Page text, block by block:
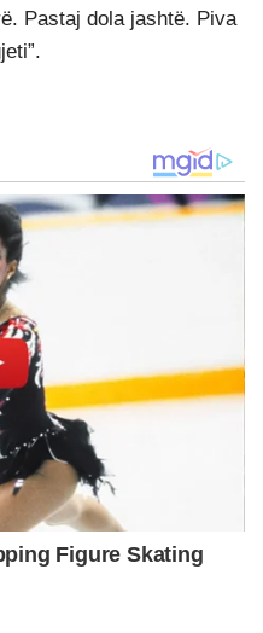
Pastaj dola jashtë. Piva